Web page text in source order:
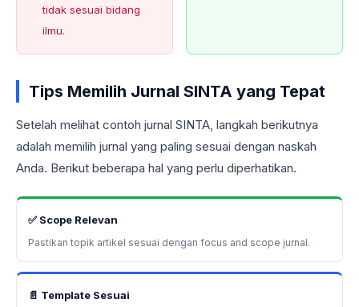
tidak sesuai bidang
ilmu.
Tips Memilih Jurnal SINTA yang Tepat
Setelah melihat contoh jurnal SINTA, langkah berikutnya
adalah memilih jurnal yang paling sesuai dengan naskah
Anda. Berikut beberapa hal yang perlu diperhatikan.
✅ Scope Relevan
Pastikan topik artikel sesuai dengan focus and scope jurnal.
📄 Template Sesuai